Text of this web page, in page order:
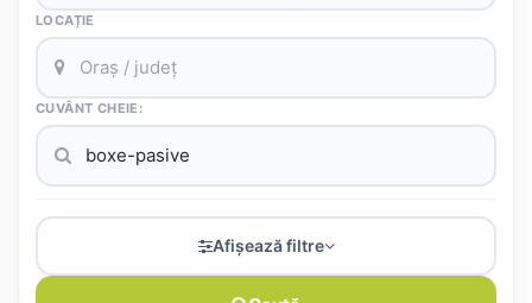
LOCAȚIE
CUVÂNT CHEIE:
Afișează filtre